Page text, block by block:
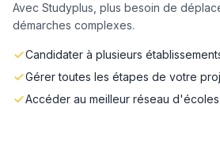
Avec Studyplus, plus besoin de
démarches complexes.
Candidater à plusieurs
Gérer toutes les étapes de votre
Accéder au meilleur réseau